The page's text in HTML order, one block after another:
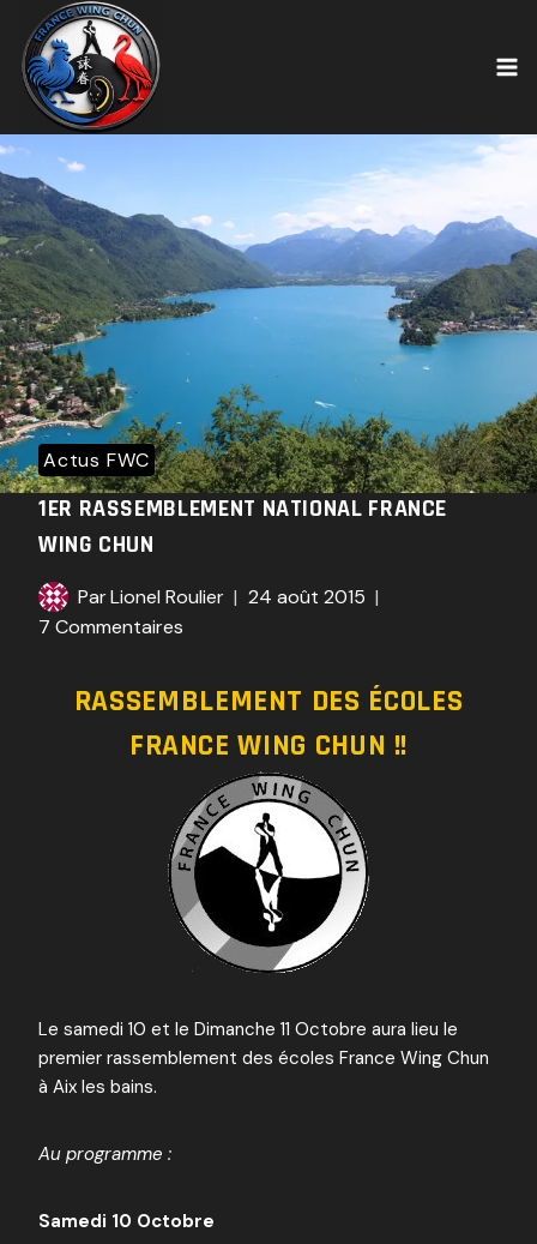
content
Actus FWC
1ER RASSEMBLEMENT NATIONAL FRANCE
WING CHUN
ParLionel Roulier
24 août 2015
7 Commentaires
RASSEMBLEMENT DES ÉCOLES
FRANCE WING CHUN !!
Le samedi 10 et le Dimanche 11 Octobre aura lieu le
premier rassemblement des écoles France Wing Chun
à Aix les bains.
Au programme :
Samedi 10 Octobre